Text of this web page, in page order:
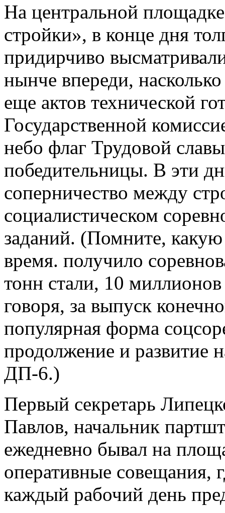
На центральной
стройки», в конце дня
придирчиво
нынче впереди,
еще актов технической
Государственной
небо флаг Трудовой
победительницы. В эти
соперничество между
социалистическом
заданий. (Помните,
время. получило
тонн стали, 10
говоря, за выпуск
популярная форма
продолжение и развитие
ДП-6.)
Первый секретарь
Павлов, начальник
ежедневно бывал на
оперативные совещания,
каждый рабочий день